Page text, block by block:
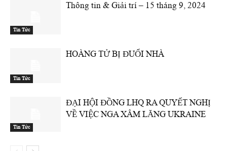
Tin Tức
Thông tin & Giải trí – 15 tháng 9, 2024
Tin Tức
HOÀNG TỬ BỊ ĐUỔI NHÀ
Tin Tức
ĐẠI HỘI ĐỒNG LHQ RA QUYẾT NGHỊ
VỀ VIỆC NGA XÂM LĂNG UKRAINE